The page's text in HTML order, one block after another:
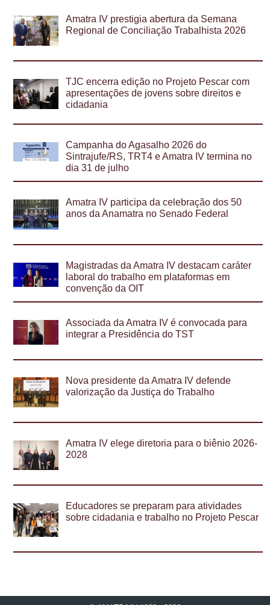
Amatra IV prestigia abertura da Semana
Regional de Conciliação Trabalhista 2026
TJC encerra edição no Projeto Pescar com
apresentações de jovens sobre direitos e
cidadania
Campanha do Agasalho 2026 do
Sintrajufe/RS, TRT4 e Amatra IV termina no
dia 31 de julho
Amatra IV participa da celebração dos 50
anos da Anamatra no Senado Federal
Magistradas da Amatra IV destacam caráter
laboral do trabalho em plataformas em
convenção da OIT
Associada da Amatra IV é convocada para
integrar a Presidência do TST
Nova presidente da Amatra IV defende
valorização da Justiça do Trabalho
Amatra IV elege diretoria para o biênio 2026-
2028
Educadores se preparam para atividades
sobre cidadania e trabalho no Projeto Pescar